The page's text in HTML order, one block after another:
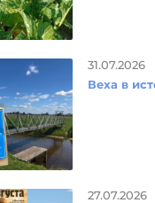
31.07.2026
Веха в
27.07.2026